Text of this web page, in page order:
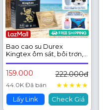
Bao cao su Durex
Kingtex ôm sát, bôi trơn,
size 49mm, hộp 12 bao
159.000 222.000đ
44.0K Đã bán ★★★★★
Lấy Link Check Giá